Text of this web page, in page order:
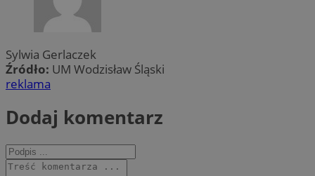
Sylwia Gerlaczek
Źródło: UM Wodzisław Śląski
reklama
Dodaj komentarz